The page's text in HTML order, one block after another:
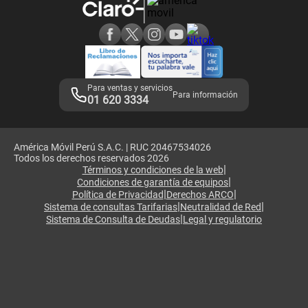
Adquirientes iPhone 6, 6S y SE
Mensaje de Seguridad
Términos y Condiciones de Tienda Claro
Libro de Reclamaciones
Legales de marketplace
Para ventas y servicios
01 620 3334 Para información
América Móvil Perú S.A.C. | RUC 20467534026
Todos los derechos reservados 2026
Términos y condiciones de la web|
Condiciones de garantía de equipos|
Política de Privacidad|Derechos ARCO|
Sistema de consultas Tarifarias|Neutralidad de Red|
Sistema de Consulta de Deudas|Legal y regulatorio